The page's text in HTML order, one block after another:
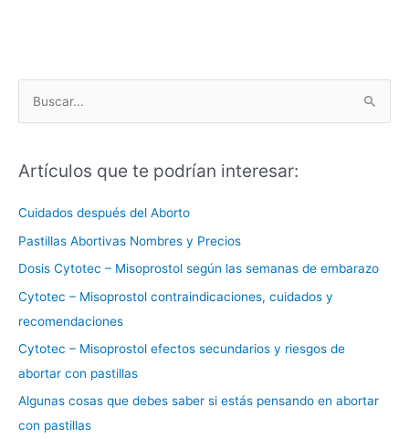
c
o
r
:
Artículos que te podrían interesar:
Cuidados después del Aborto
Pastillas Abortivas Nombres y Precios
Dosis Cytotec – Misoprostol según las semanas de embarazo
Cytotec – Misoprostol contraindicaciones, cuidados y
recomendaciones
Cytotec – Misoprostol efectos secundarios y riesgos de
abortar con pastillas
Algunas cosas que debes saber si estás pensando en abortar
con pastillas